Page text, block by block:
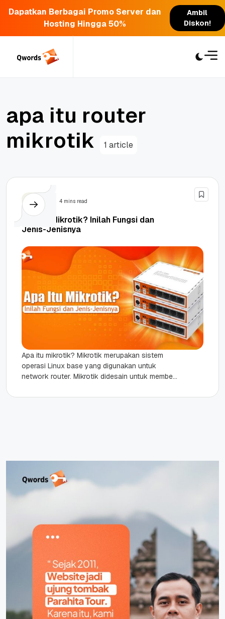
Dapatkan Berbagai Promo Server dan
Hosting Hingga 50%
Ambil
Diskon!
apa itu router
mikrotik 1 article
Berita 4 mins read
Apa Itu Mikrotik? Inilah Fungsi dan
Jenis-Jenisnya
Apa itu mikrotik? Mikrotik merupakan sistem
operasi Linux base yang digunakan untuk
network router. Mikrotik didesain untuk memberi
administrasinya bisa...